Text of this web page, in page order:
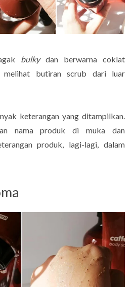
bulkydan berwarna coklat
melihat butiran scrub dari luar
keterangan yang ditampilkan.
nama produk di muka dan
produk, lagi-lagi, dalam